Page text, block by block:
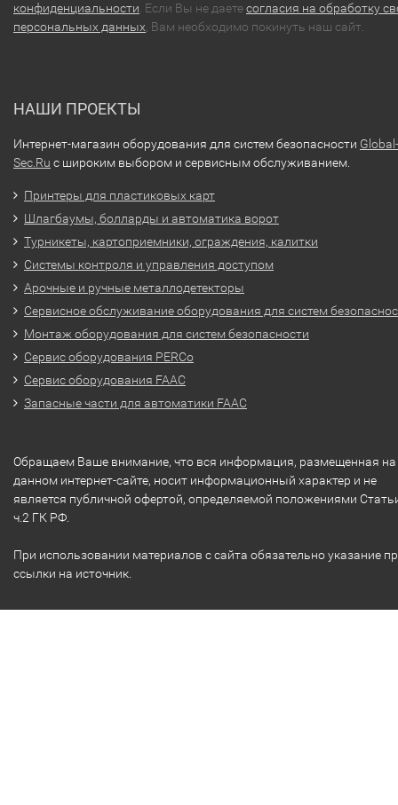
конфиденциальности. Если Вы не даетесогласия на обработку
персональных данных, Вам необходимо покинуть наш сайт.
НАШИ ПРОЕКТЫ
Интернет-магазин оборудования для систем безопасности Global-
Sec.Ru с широким выбором и сервисным обслуживанием.
Принтеры для пластиковых карт
Шлагбаумы, болларды и автоматика ворот
Турникеты, картоприемники, ограждения, калитки
Системы контроля и управления доступом
Арочные и ручные металлодетекторы
Сервисное обслуживание оборудования для систем
Монтаж оборудования для систем безопасности
Сервис оборудования PERCo
Сервис оборудования FAAC
Запасные части для автоматики FAAC
Обращаем Ваше внимание, что вся информация, размещенная на
данном интернет-сайте, носит информационный характер и не
является публичной офертой, определяемой положениями
ч.2 ГК РФ.
При использовании материалов с сайта обязательно указание
ссылки на источник.